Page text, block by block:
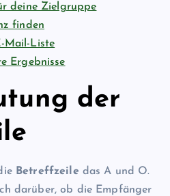
deine Zielgruppe
finden
Mail-Liste
Ergebnisse
der
Betreffzeiledas A und O.
darüber, ob die Empfänger